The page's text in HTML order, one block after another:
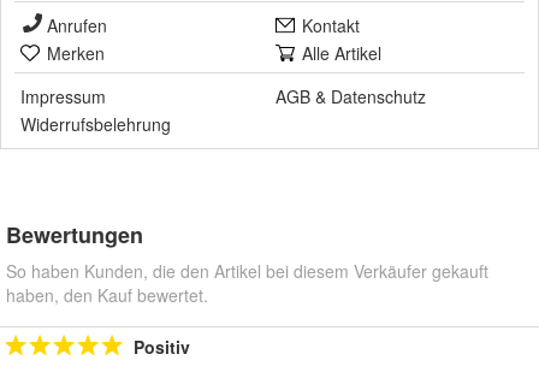
Anrufen
Kontakt
Merken
Alle Artikel
Impressum
AGB & Datenschutz
Widerrufsbelehrung
Bewertungen
So haben Kunden, die den Artikel bei diesem Verkäufer gekauft
haben, den Kauf bewertet.
Positiv